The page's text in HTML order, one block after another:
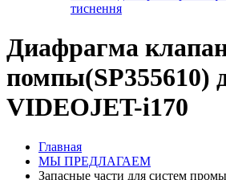
тиснення
Диафрагма
помпы(SP355610)
VIDEOJET-i170
Главная
МЫ ПРЕДЛАГАЕМ
Запасные части для систем